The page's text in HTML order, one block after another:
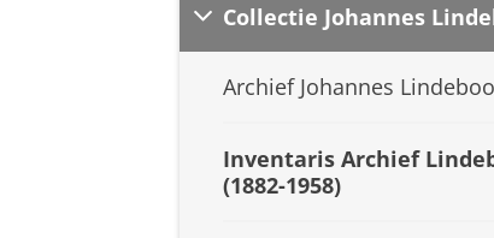
Collectie Johannes
Archief Johannes
Inventaris Archief
(1882-1958)